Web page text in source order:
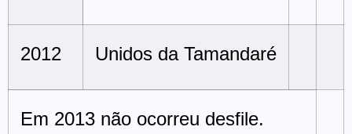
2012 Unidos da Tamandaré
Em 2013 não ocorreu desfile.